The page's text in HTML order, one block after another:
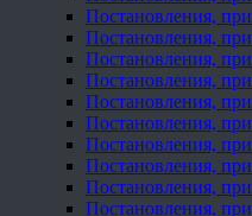
Постановления,
Постановления,
Постановления,
Постановления,
Постановления,
Постановления,
Постановления,
Постановления,
Постановления,
Постановления,